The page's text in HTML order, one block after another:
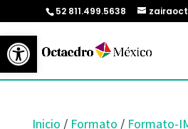
Abrir barra de herramientas
52 811.499.5638
Inicio / Formato / Formato-